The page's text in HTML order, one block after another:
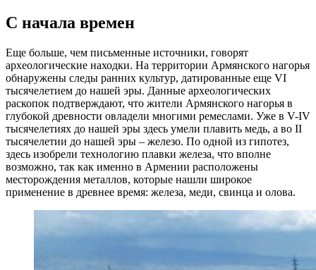
С начала времен
Еще больше, чем письменные источники, говорят
археологические находки. На территории Армянского нагорья
обнаружены следы ранних культур, датированные еще VI
тысячелетием до нашей эры. Данные археологических
раскопок подтверждают, что жители Армянского нагорья в
глубокой древности овладели многими ремеслами. Уже в V-IV
тысячелетиях до нашей эры здесь умели плавить медь, а во II
тысячелетии до нашей эры – железо. По одной из гипотез,
здесь изобрели технологию плавки железа, что вполне
возможно, так как именно в Армении расположены
месторождения металлов, которые нашли широкое
применение в древнее время: железа, меди, свинца и олова.